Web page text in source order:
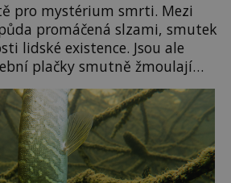
pro mystérium smrti. Mezi
promáčená slzami, smutek
lidské existence. Jsou ale
plačky smutně žmoulají
smutečním obřadu, ale při
podpory
Kam vás pozveme? Unikátní
název „Veselý“, najdeme
Sapanta, nedaleko hranic […]